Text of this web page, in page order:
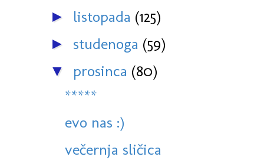
► listopada (125)
► studenoga (59)
▼ prosinca (80)
*****
evo nas :)
večernja sličica